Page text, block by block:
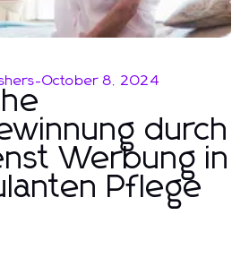
-October 8, 2024
durch
Werbung in
Pflege